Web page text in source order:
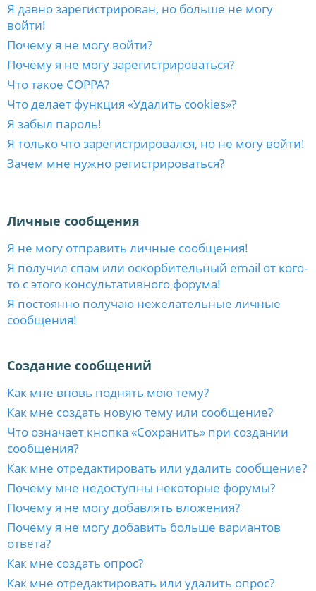
Я давно зарегистрирован, но больше не могу
войти!
Почему я не могу войти?
Почему я не могу зарегистрироваться?
Что такое COPPA?
Что делает функция «Удалить cookies»?
Я забыл пароль!
Я только что зарегистрировался, но не могу войти!
Зачем мне нужно регистрироваться?
Личные сообщения
Я не могу отправить личные сообщения!
Я получил спам или оскорбительный email от кого-
то с этого консультативного форума!
Я постоянно получаю нежелательные личные
сообщения!
Создание сообщений
Как мне вновь поднять мою тему?
Как мне создать новую тему или сообщение?
Что означает кнопка «Сохранить» при создании
сообщения?
Как мне отредактировать или удалить сообщение?
Почему мне недоступны некоторые форумы?
Почему я не могу добавлять вложения?
Почему я не могу добавить больше вариантов
ответа?
Как мне создать опрос?
Как мне отредактировать или удалить опрос?